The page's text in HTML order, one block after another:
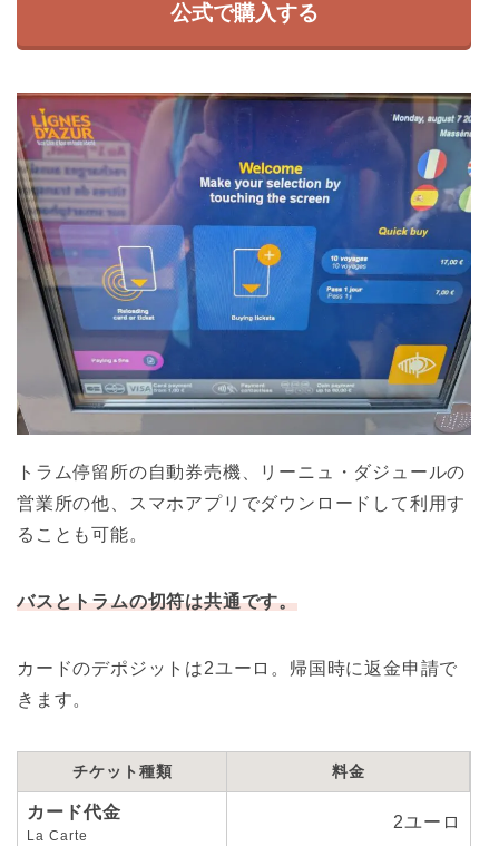
公式で購入する
トラム停留所の自動券売機、リーニュ・ダジュールの
営業所の他、スマホアプリでダウンロードして利用す
ることも可能。
バスとトラムの切符は共通です。
カードのデポジットは2ユーロ。帰国時に返金申請で
きます。
チケット種類 料金
カード代金
La Carte
2ユーロ